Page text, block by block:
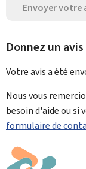
Envoyer votre
Donnez un
Votre avis a été
Nous vous
besoin d'aide ou si
formulaire de